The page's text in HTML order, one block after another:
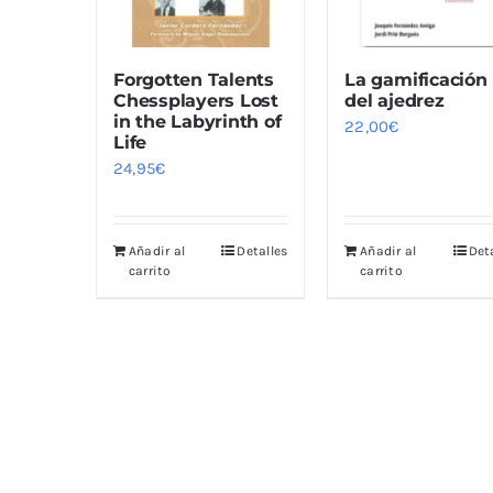
Forgotten Talents
Chessplayers Lost
in the Labyrinth of
Life
24,95€
Añadir al
carrito
Detalles
La gamificación
del ajedrez
22,00€
Añadir al
carrito